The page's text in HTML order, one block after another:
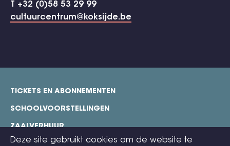
T +32 (0)58 53 29 99
cultuurcentrum@koksijde.be
Deze site gebruikt cookies om de website te
footer
TICKETS EN ABONNEMENTEN
SCHOOLVOORSTELLINGEN
ZAALVERHUUR
TECHNISCHE FICHES